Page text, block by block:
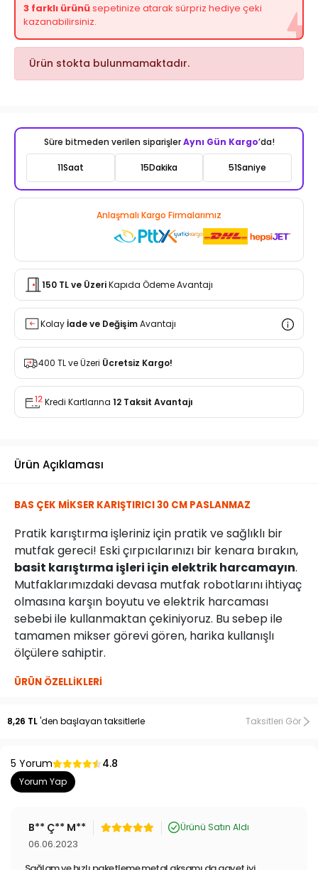
3 farklı ürünüsepetinize atarak sürpriz hediye çeki
kazanabilirsiniz.
Ürün stokta bulunmamaktadır.
Süre bitmeden verilen siparişlerAynı Gün Kargo’da!
11Saat 15Dakika 49Saniye
Anlaşmalı Kargo Firmalarımız
150 TL ve ÜzeriKapıda Ödeme Avantajı
Kolayİade ve DeğişimAvantajı
400 TL ve Üzeri Ücretsiz Kargo!
Kredi Kartlarına 12 Taksit Avantajı
Ürün Açıklaması
BAS ÇEK MİKSER KARIŞTIRICI 30 CM PASLANMAZ
Pratik karıştırma işleriniz için pratik ve sağlıklı bir
mutfak gereci! Eski çırpıcılarınızı bir kenara bırakın,
basit karıştırma işleri için elektrik harcamayın.
Mutfaklarımızdaki devasa mutfak robotlarını ihtiyaç
olmasına karşın boyutu ve elektrik harcaması
sebebi ile kullanmaktan çekiniyoruz. Bu sebep ile
tamamen mikser görevi gören, harika kullanışlı
ölçülere sahiptir.
ÜRÜN ÖZELLİKLERİ
Hızlı ve pratik kullanım sağlar.
Dayanıklı ve uzun ömürlüdür.
Ebat: 7 cm x 30 cm
Yenimiyeni.com
8,26 TL'den başlayan taksitlerle Taksitleri Gör
5 Yorum 4.8
Yorum Yap
B** Ç** M** Ürünü Satın Aldı
06.06.2023